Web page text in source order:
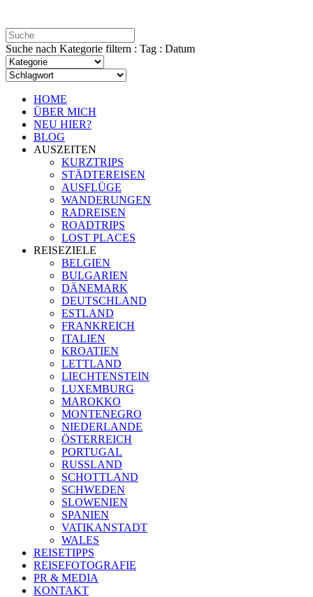
Suche nach Kategorie filtern : Tag : Datum
HOME
ÜBER MICH
NEU HIER?
BLOG
AUSZEITEN
KURZTRIPS
STÄDTEREISEN
AUSFLÜGE
WANDERUNGEN
RADREISEN
ROADTRIPS
LOST PLACES
REISEZIELE
BELGIEN
BULGARIEN
DÄNEMARK
DEUTSCHLAND
ESTLAND
FRANKREICH
ITALIEN
KROATIEN
LETTLAND
LIECHTENSTEIN
LUXEMBURG
MAROKKO
MONTENEGRO
NIEDERLANDE
ÖSTERREICH
PORTUGAL
RUSSLAND
SCHOTTLAND
SCHWEDEN
SLOWENIEN
SPANIEN
VATIKANSTADT
WALES
REISETIPPS
REISEFOTOGRAFIE
PR & MEDIA
KONTAKT